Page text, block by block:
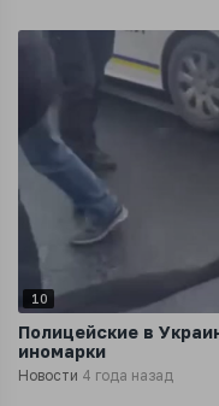
10
Полицейские в
иномарки
Новости 4 года назад